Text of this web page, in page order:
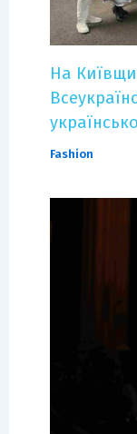
На
Fashion